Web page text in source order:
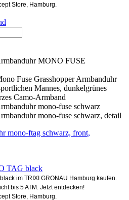
Store, Hamburg.
TAG black
im TRIXI GRONAU Hamburg kaufen.
bis 5 ATM. Jetzt entdecken!
Store, Hamburg.